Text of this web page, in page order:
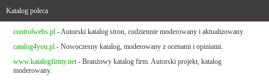
Katalog poleca
controlwebs.pl - Autorski katalog stron, codziennie moderowany i aktualizowany.
catalog4you.pl - Nowoczesny katalog, moderowany z ocenami i opiniami.
www.katalogfirmy.net - Branżowy katalog firm. Autorski projekt, katalog
moderowany.